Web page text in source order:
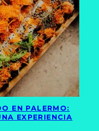
EN PALERMO:
EXPERIENCIA